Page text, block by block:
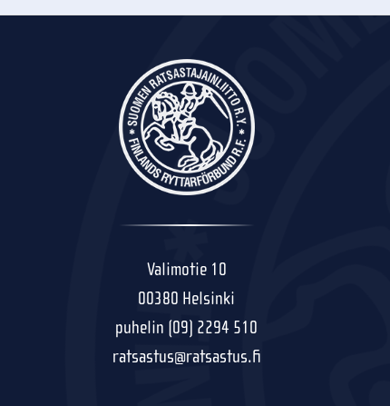
Valimotie 10
00380 Helsinki
puhelin (09) 2294 510
ratsastus@ratsastus.fi